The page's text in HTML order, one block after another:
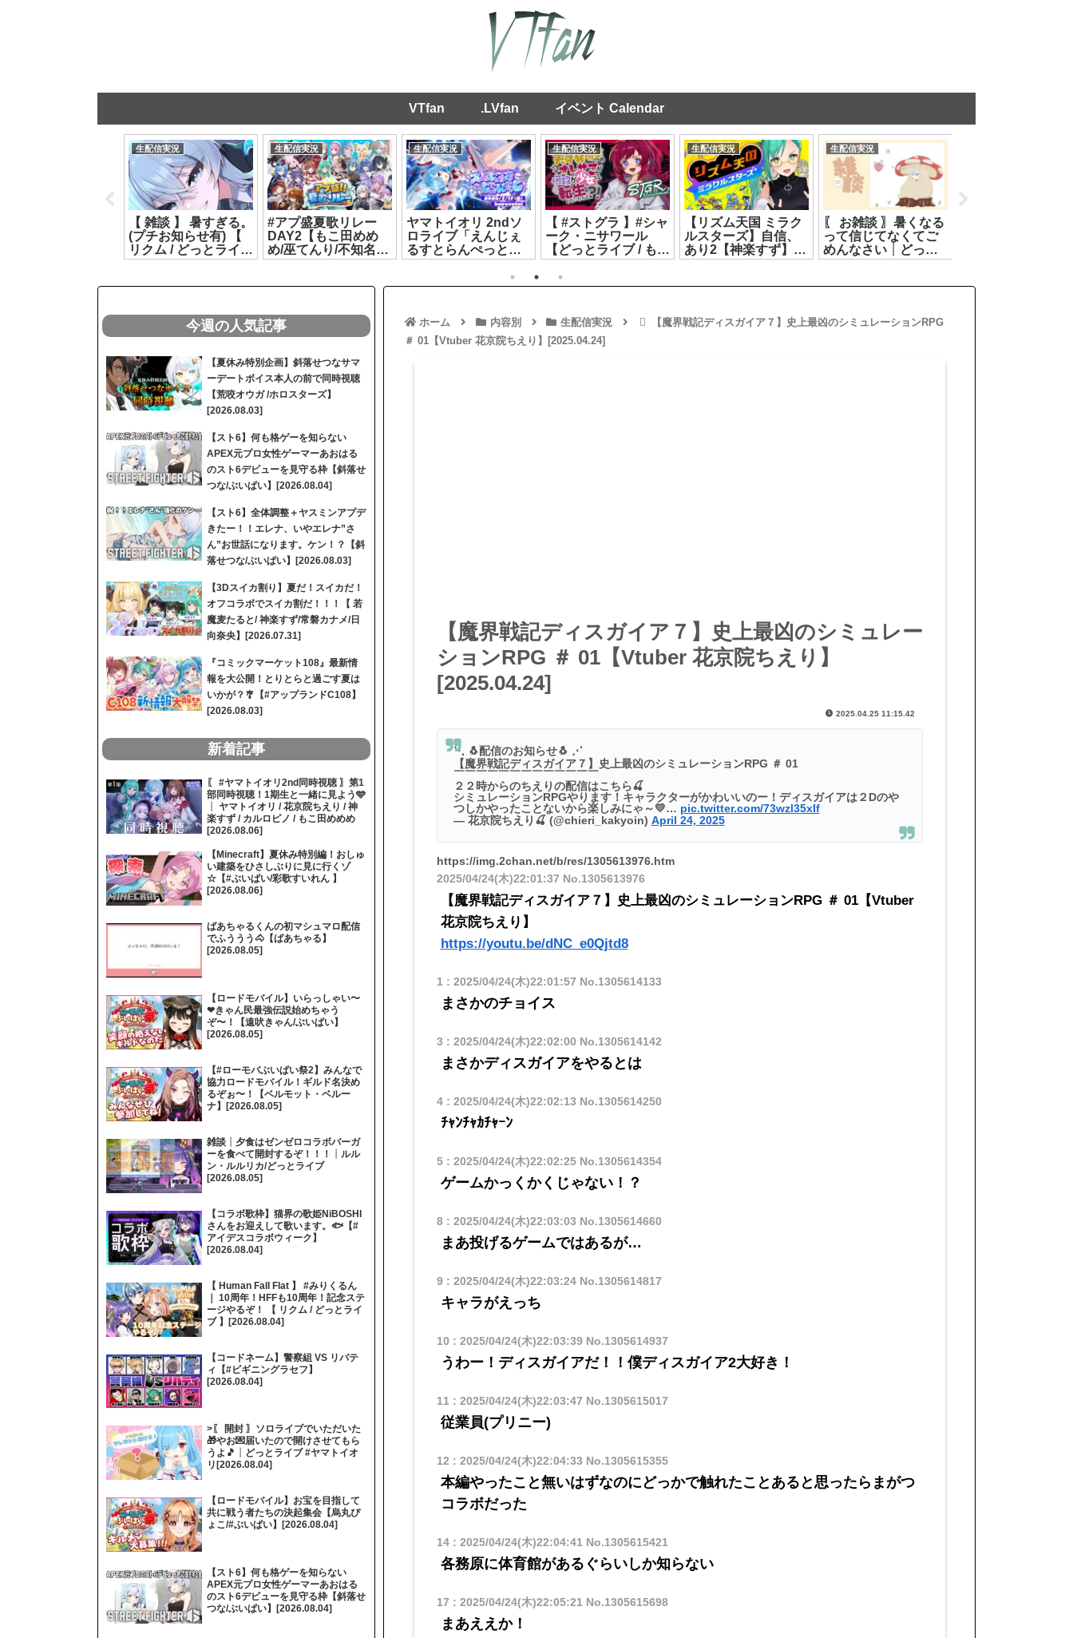
VTfan .LVfan イベント Calendar
生配信実況
【 雑談 】 暑すぎる。
(プチお知らせ有) 【
リクム / どっとライブ
】[2026.07.14]
生配信実況
#アプ盛夏歌リレー
DAY2【もこ田めめ
め/巫てんり/不知名イ
ヲ/リクム/春雨麗女】
生配信実況
ヤマトイオリ 2ndソ
ロライブ「えんじぇ
るすとらんぺっと」
第1部[2026.07.17]
生配信実況
【 #ストグラ 】#シャ
ーク・ニサワール
【どっとライブ / もこ
田めめめ】
[2026.07.15]
生配信実況
【リズム天国 ミラク
ルスターズ】自信、
あり2【神楽すず】
[2026.07.10]
生配信実況
〖 お雑談 〗暑くなる
って信じてなくてご
めんなさい┊どっと
ライブ #ヤマトイオ
[2026.07.06]
ホーム 内容別 生配信実況
【魔界戦記ディスガイア７】史上最凶のシミュレーションRPG
＃ 01【Vtuber 花京院ちえり】[2025.04.24]
【魔界戦記ディスガイア７】史上最凶のシミュレー
ションRPG ＃ 01【Vtuber 花京院ちえり】
[2025.04.24]
2025.04.25 11:15.42
⋱ 🐧配信のお知らせ🐧 ⋰
【魔界戦記ディスガイア７】史上最凶のシミュレーションRPG ＃ 01
￣￣￣￣￣￣￣￣￣￣￣￣￣
２２時からのちえりの配信はこちら🍒
シミュレーションRPGやります！キャラクターがかわいいのー！ディスガイアは２Dのや
つしかやったことないから楽しみにゃ～💛… pic.twitter.com/73wzl35xIf
— 花京院ちえり🍒 (@chieri_kakyoin) April 24, 2025
https://img.2chan.net/b/res/1305613976.htm
2025/04/24(木)22:01:37 No.1305613976
【魔界戦記ディスガイア７】史上最凶のシミュレーションRPG ＃ 01【Vtuber
花京院ちえり】
https://youtu.be/dNC_e0Qjtd8
1 : 2025/04/24(木)22:01:57 No.1305614133
まさかのチョイス
3 : 2025/04/24(木)22:02:00 No.1305614142
まさかディスガイアをやるとは
4: 2025/04/24(木)22:02:13 No.1305614250
ﾁｬﾝﾁｬｶﾁｬｰﾝ
5: 2025/04/24(木)22:02:25No.1305614354
ゲームかっくかくじゃない！？
8: 2025/04/24(木)22:03:03 No.1305614660
まあ投げるゲームではあるが…
9: 2025/04/24(木)22:03:24No.1305614817
キャラがえっち
10 : 2025/04/24(木)22:03:39No.1305614937
うわー！ディスガイアだ！！僕ディスガイア2大好き！
11 : 2025/04/24(木)22:03:47 No.1305615017
従業員(プリニー)
12 : 2025/04/24(木)22:04:33 No.1305615355
本編やったこと無いはずなのにどっかで触れたことあると思ったらまがつ
コラボだった
14: 2025/04/24(木)22:04:41 No.1305615421
各務原に体育館があるぐらいしか知らない
17 : 2025/04/24(木)22:05:21 No.1305615698
まあええか！
今週の人気記事
【夏休み特別企画】斜落せつなサマ
ーデートボイス本人の前で同時視聴
【荒咬オウガ /ホロスターズ】
[2026.08.03]
【スト6】何も格ゲーを知らない
APEX元プロ女性ゲーマーあおはる
のスト6デビューを見守る枠【斜落せ
つな/ぶいぱい】[2026.08.04]
【スト6】全体調整＋ヤスミンアプデ
きたー！！エレナ、いやエレナ”さ
ん”お世話になります。ケン！？【斜
落せつな/ぶいぱい】[2026.08.03]
【3Dスイカ割り】夏だ！スイカだ！
オフコラボでスイカ割だ！！！【 若
魔麦たると/ 神楽すず/常磐カナメ/日
向奈央】[2026.07.31]
『コミックマーケット108』最新情
報を大公開！とりとらと過ごす夏は
いかが？🎐【#アップランドC108】
[2026.08.03]
新着記事
〖 #ヤマトイオリ2nd同時視聴 〗第1
部同時視聴！1期生と一緒に見よう🩵
┊ ヤマトイオリ / 花京院ちえり / 神
楽すず / カルロピノ / もこ田めめめ
[2026.08.06]
【Minecraft】夏休み特別編！おしゅ
い建築をひさしぶりに見に行くゾ
☆【#ぶいぱい/彩歌すいれん 】
[2026.08.06]
ばあちゃるくんの初マシュマロ配信
でふううう🐴【ばあちゃる】
[2026.08.05]
【ロードモバイル】いらっしゃい〜
❤きゃん民最強伝説始めちゃう
ぞ〜！【遠吠きゃん/ぶいぱい】
[2026.08.05]
【#ローモバぶいぱい祭2】みんなで
協力ロードモバイル！ギルド名決め
るぞぉ〜！【ベルモット・ベルー
ナ】[2026.08.05]
雑談┊夕食はゼンゼロコラボバーガ
ーを食べて開封するぞ！！！┊ルル
ン・ルルリカ/どっとライブ
[2026.08.05]
【コラボ歌枠】猫界の歌姫NiBOSHI
さんをお迎えして歌います。🐟【#
アイデスコラボウィーク】
[2026.08.04]
【 Human Fall Flat 】 #みりくるん
｜ 10周年！HFFも10周年！記念ステ
ージやるぞ！ 【 リクム / どっとライ
ブ 】[2026.08.04]
【コードネーム】警察組 VS リバテ
ィ【#ビギニングラセフ】
[2026.08.04]
>〖 開封 〗ソロライブでいただいた
🎁やお💌届いたので開けさせてもら
うよ🎵┊どっとライブ #ヤマトイオ
リ[2026.08.04]
【ロードモバイル】お宝を目指して
共に戦う者たちの決起集会【烏丸ぴ
ょこ/#ぶいぱい】[2026.08.04]
【スト6】何も格ゲーを知らない
APEX元プロ女性ゲーマーあおはる
のスト6デビューを見守る枠【斜落せ
つな/ぶいぱい】[2026.08.04]